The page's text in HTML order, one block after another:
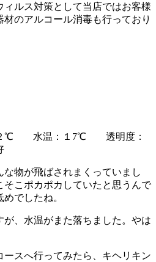
ルス対策として当店ではお客様
のアルコール消毒も行っており
℃ 水温：１7℃ 透明度：
物が飛ばされまくっていまし
そこポカポカしていたと思うんで
でしたね。
、水温がまた落ちました。やは
スへ行ってみたら、キヘリキン